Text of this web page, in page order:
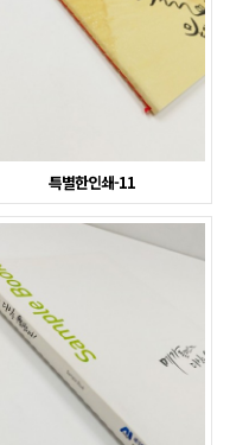
특별한인쇄-11